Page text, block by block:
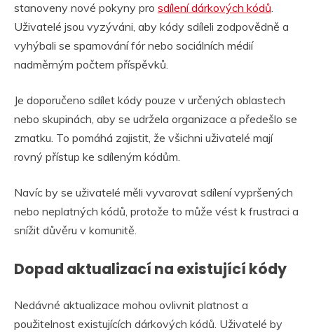
stanoveny nové pokyny pro sdílení dárkových kódů.
Uživatelé jsou vyzýváni, aby kódy sdíleli zodpovědně a
vyhýbali se spamování fór nebo sociálních médií
nadměrným počtem příspěvků.
Je doporučeno sdílet kódy pouze v určených oblastech
nebo skupinách, aby se udržela organizace a předešlo se
zmatku. To pomáhá zajistit, že všichni uživatelé mají
rovný přístup ke sdíleným kódům.
Navíc by se uživatelé měli vyvarovat sdílení vypršených
nebo neplatných kódů, protože to může vést k frustraci a
snížit důvěru v komunitě.
Dopad aktualizací na existující kódy
Nedávné aktualizace mohou ovlivnit platnost a
použitelnost existujících dárkových kódů. Uživatelé by